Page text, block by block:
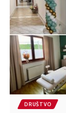
DRUŠTVO